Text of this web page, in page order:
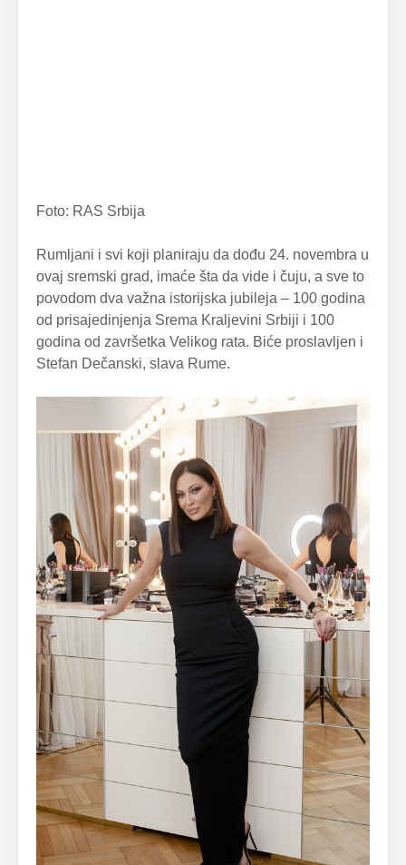
Foto: RAS Srbija
Rumljani i svi koji planiraju da dođu 24. novembra u
ovaj sremski grad, imaće šta da vide i čuju, a sve to
povodom dva važna istorijska jubileja – 100 godina
od prisajedinjenja Srema Kraljevini Srbiji i 100
godina od završetka Velikog rata. Biće proslavljen i
Stefan Dečanski, slava Rume.